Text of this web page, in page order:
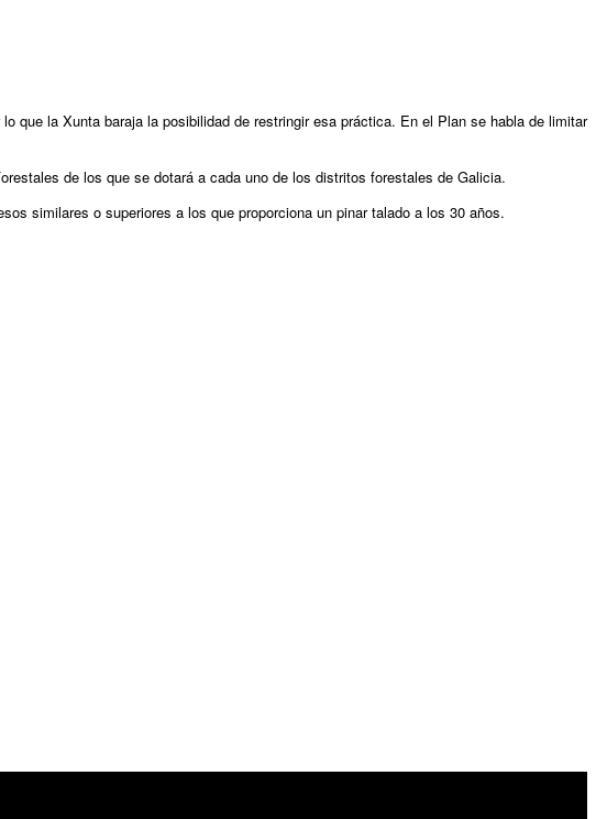
que la Xunta baraja la posibilidad de restringir esa práctica. En el Plan se habla de limitar
de los que se dotará a cada uno de los distritos forestales de Galicia.
similares o superiores a los que proporciona un pinar talado a los 30 años.